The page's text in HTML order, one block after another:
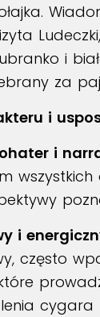
i
za
i
i
i
często
cygara